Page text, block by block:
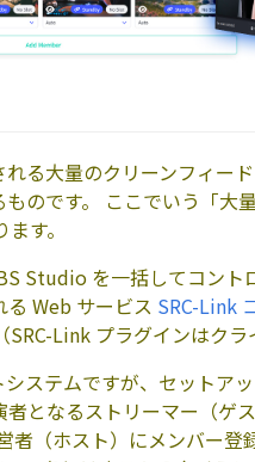
る大量のクリーンフィー
のです。 ここでいう「大
す。
Studio を一括してコント
Web サービス SRC-Link
Link プラグインはクラ
ステムですが、セットア
となるストリーマー（ゲ
（ホスト）にメンバー登